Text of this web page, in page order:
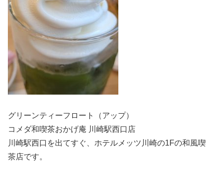
グリーンティーフロート（アップ）
コメダ和喫茶おかげ庵 川崎駅西口店
川崎駅西口を出てすぐ、ホテルメッツ川崎の1Fの和風喫
茶店です。